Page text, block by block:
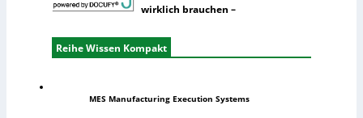
wirklich brauchen –
Reihe Wissen Kompakt
MES Manufacturing Execution Systems